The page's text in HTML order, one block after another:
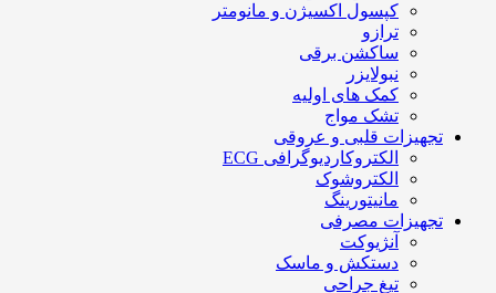
کپسول اکسیژن و مانومتر
ترازو
ساکشن برقی
نبولایزر
کمک های اولیه
تشک مواج
تجهیزات قلبی و عروقی
الکتروکاردیوگرافی ECG
الکتروشوک
مانیتورینگ
تجهیزات مصرفی
آنژیوکت
دستکش و ماسک
تیغ جراحی